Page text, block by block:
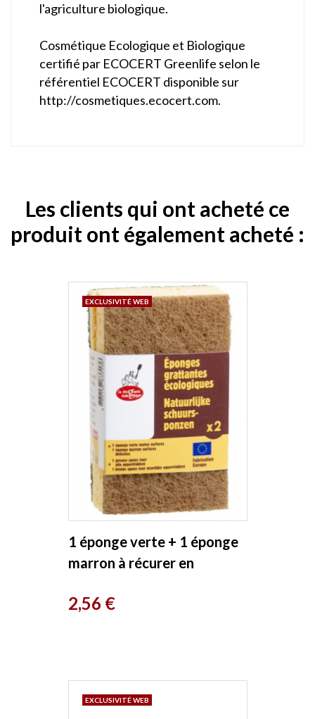
l'agriculture biologique.
Cosmétique Ecologique et Biologique
certifié par ECOCERT Greenlife selon le
référentiel ECOCERT disponible sur
http://cosmetiques.ecocert.com.
Les clients qui ont acheté ce
produit ont également acheté :
1 éponge verte + 1 éponge
marron à récurer en
Droguerie...
Prix
2,56 €
EXCLUSIVITÉ WEB
EXCLUSIVITÉ WEB